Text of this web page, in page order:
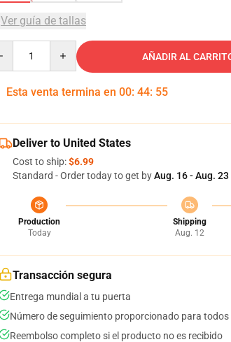
Ver guía de tallas
AÑADIR AL
Esta venta termina en 00: 44: 54
Deliver to United States
Cost to ship:$6.99
Standard - Order today to get byAug. 16 - Aug. 23
Production
Today
Shipping
Aug. 12
Transacción segura
Entrega mundial a tu puerta
Número de seguimiento proporcionado para
Reembolso completo si el producto no es recibido